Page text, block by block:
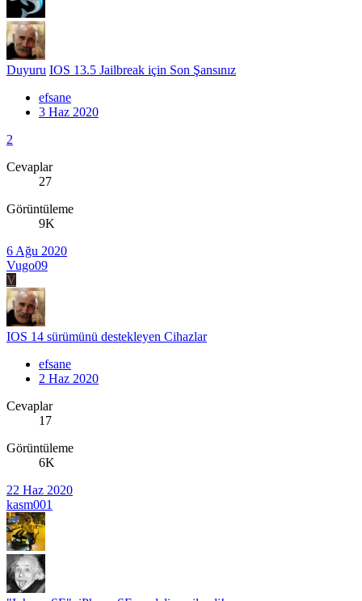
Duyuru IOS 13.5 Jailbreak için Son Şansınız
efsane
3 Haz 2020
2
Cevaplar
27
Görüntüleme
9K
6 Ağu 2020
Vugo09
V
IOS 14 sürümünü destekleyen Cihazlar
efsane
2 Haz 2020
Cevaplar
17
Görüntüleme
6K
22 Haz 2020
kasm001